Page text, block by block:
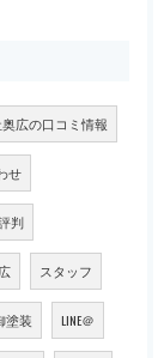
広の口コミ情報
せ
判
スタッフ
塗装 LINE＠